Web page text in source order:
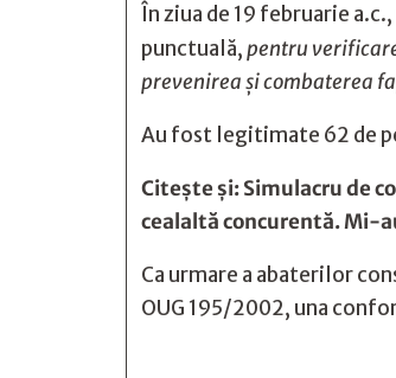
În ziua de 19 februarie
punctuală,pentru
prevenirea și combaterea
Au fost legitimate 62 de
Citește și:Simulacru de
cealaltă concurentă. Mi-
Ca urmare a abaterilor
OUG 195/2002, una